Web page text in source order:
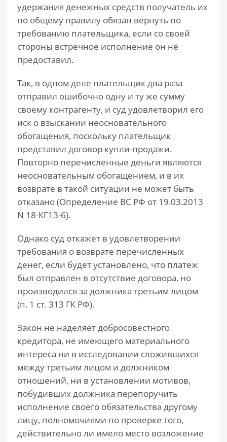
удержания денежных средств получатель их
по общему правилу обязан вернуть по
требованию плательщика, если со своей
стороны встречное исполнение он не
предоставил.
Так, в одном деле плательщик два раза
отправил ошибочно одну и ту же сумму
своему контрагенту, и суд удовлетворил его
иск о взыскании неосновательного
обогащения, поскольку плательщик
представил договор купли-продажи.
Повторно перечисленные деньги являются
неосновательным обогащением, и в их
возврате в такой ситуации не может быть
отказано (Определение ВС РФ от 19.03.2013
N 18-КГ13-6).
Однако суд откажет в удовлетворении
требования о возврате перечисленных
денег, если будет установлено, что платеж
был отправлен в отсутствие договора, но
производился за должника третьим лицом
(п. 1 ст. 313 ГК РФ).
Закон не наделяет добросовестного
кредитора, не имеющего материального
интереса ни в исследовании сложившихся
между третьим лицом и должником
отношений, ни в установлении мотивов,
побудивших должника перепоручить
исполнение своего обязательства другому
лицу, полномочиями по проверке того,
действительно ли имело место возложение